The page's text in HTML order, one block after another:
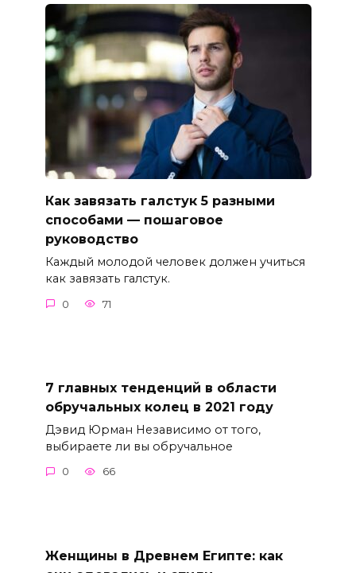
Как завязать галстук 5 разными
способами — пошаговое
руководство
Каждый молодой человек должен учиться
как завязать галстук.
0 71
7 главных тенденций в области
обручальных колец в 2021 году
Дэвид Юрман Независимо от того,
выбираете ли вы обручальное
0 66
Женщины в Древнем Египте: как